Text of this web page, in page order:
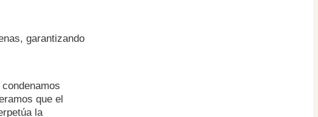
garantizando
que el
la